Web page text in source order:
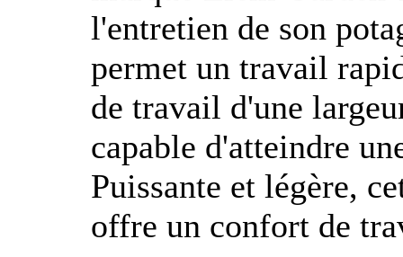
l'entretien de son
permet un travail
de travail d'une
capable d'atteindre
Puissante et légère,
offre un confort de